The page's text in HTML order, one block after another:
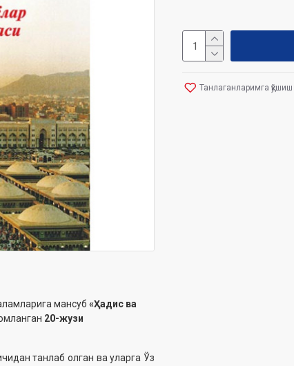
мансуб «Ҳадис ва
20-жузи
танлаб олган ва уларга Ўз
Танлаганларимга қўшиш